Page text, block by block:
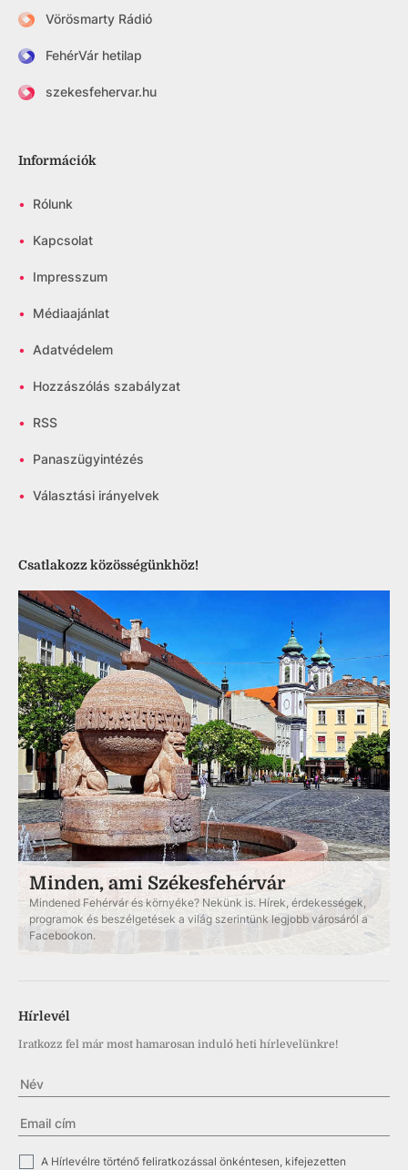
Vörösmarty Rádió
FehérVár hetilap
szekesfehervar.hu
Információk
• Rólunk
• Kapcsolat
• Impresszum
• Médiaajánlat
• Adatvédelem
• Hozzászólás szabályzat
• RSS
• Panaszügyintézés
• Választási irányelvek
Csatlakozz közösségünkhöz!
Minden, ami Székesfehérvár
Mindened Fehérvár és környéke? Nekünk is. Hírek, érdekességek,
programok és beszélgetések a világ szerintünk legjobb városáról a
Facebookon.
Hírlevél
Iratkozz fel már most hamarosan induló heti hírlevelünkre!
A Hírlevélre történő feliratkozással önkéntesen, kifejezetten